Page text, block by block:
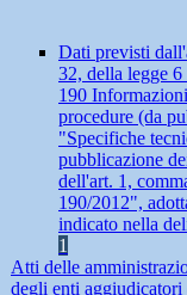
Dati previsti
32, della legge
190
procedure (da
"Specifiche
pubblicazione
dell'art. 1,
190/2012",
indicato nella
1
Atti delle
degli enti aggiudicatori